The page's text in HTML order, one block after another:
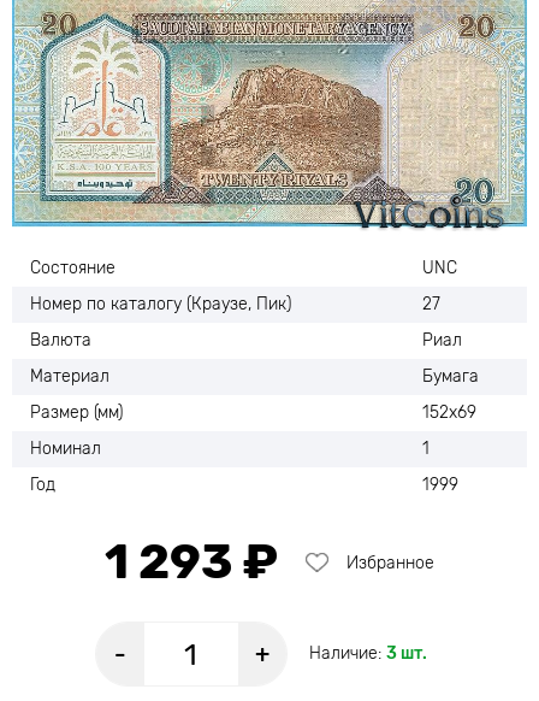
Состояние
UNC
Номер по каталогу (Краузе, Пик)
27
Валюта
Риал
Материал
Бумага
Размер (мм)
152х69
Номинал
1
Год
1999
1 293 ₽ Избранное
- + Наличие: 3 шт.